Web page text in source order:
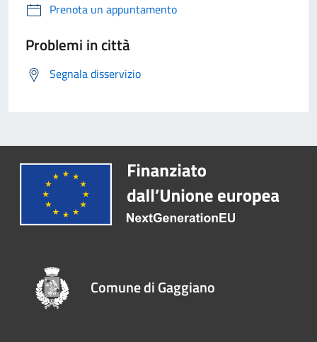
Prenota un appuntamento
Problemi in città
Segnala disservizio
Comune di Gaggiano